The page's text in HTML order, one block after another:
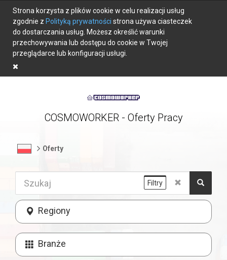
Strona korzysta z plików cookie w celu realizacji usług
zgodnie z Polityką prywatności strona używa ciasteczek
do dostarczania usług. Możesz określić warunki
przechowywania lub dostępu do cookie w Twojej
przeglądarce lub konfiguracji usługi.
COSMOWORKER - Oferty Pracy
Oferty
Regiony
Branże
Filtry